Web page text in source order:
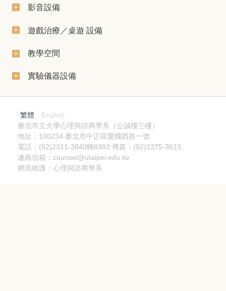
影音設備
遊戲治療／桌遊 設備
教學空間
實驗儀器設備
繁體
English
臺北市立大學心理與諮商學系（公誠樓三樓）
地址：100234 臺北市中正區愛國西路一號
電話：(02)2311-3040轉8383 傳真：(02)2375-3613
連絡信箱：counsel@utaipei.edu.tw
網頁維護：心理與諮商學系